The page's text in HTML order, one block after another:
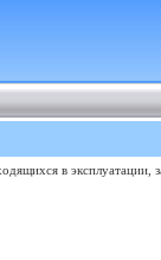
в эксплуатации,